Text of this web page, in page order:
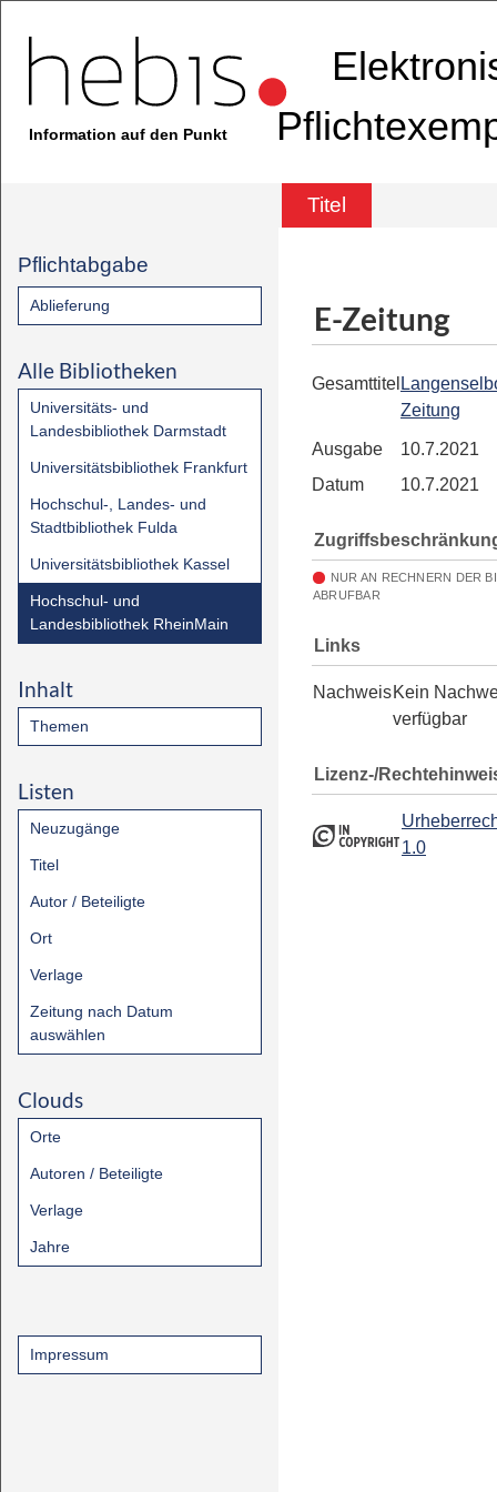
Information auf den Punkt
Titel
Pflichtabgabe
Ablieferung
Alle Bibliotheken
Universitäts- und
Landesbibliothek Darmstadt
Universitätsbibliothek Frankfurt
Hochschul-, Landes- und
Stadtbibliothek Fulda
Universitätsbibliothek Kassel
Hochschul- und
Landesbibliothek RheinMain
Inhalt
Themen
Listen
Neuzugänge
Titel
Autor / Beteiligte
Ort
Verlage
Zeitung nach Datum
auswählen
Clouds
Orte
Autoren / Beteiligte
Verlage
Jahre
Impressum
E-Zeitung
Gesamttitel
Zeitung
Ausgabe
10.7.2021
Datum
10.7.2021
NUR AN RECHNERN DER
ABRUFBAR
Links
NachweisKein
verfügbar
Lizenz-/
1.0